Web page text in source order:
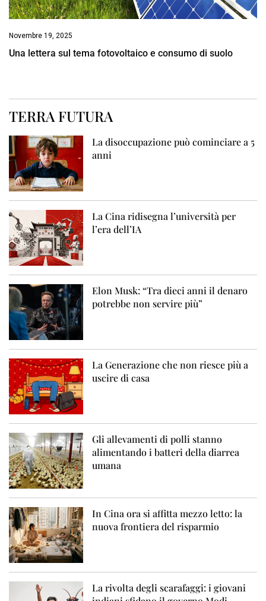
Novembre 19, 2025
Una lettera sul tema fotovoltaico e consumo di suolo
TERRA FUTURA
La disoccupazione può cominciare a 5
anni
La Cina ridisegna l’università per
l’era dell’IA
Elon Musk: “Tra dieci anni il denaro
potrebbe non servire più”
La Generazione che non riesce più a
uscire di casa
Gli allevamenti di polli stanno
alimentando i batteri della diarrea
umana
In Cina ora si affitta mezzo letto: la
nuova frontiera del risparmio
La rivolta degli scarafaggi: i giovani